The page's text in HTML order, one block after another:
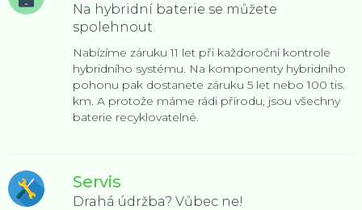
Na hybridní baterie se můžete
spolehnout
Nabízíme záruku 11 let při každoroční kontrole
hybridního systému. Na komponenty hybridního
pohonu pak dostanete záruku 5 let nebo 100 tis.
km. A protože máme rádi přírodu, jsou všechny
baterie recyklovatelné.
Servis
Drahá údržba? Vůbec ne!